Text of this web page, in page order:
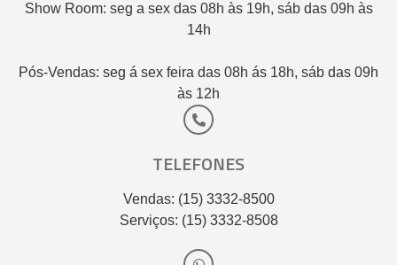
Show Room: seg a sex das 08h às 19h, sáb das 09h às
14h
Pós-Vendas: seg á sex feira das 08h ás 18h, sáb das 09h
às 12h
TELEFONES
Vendas: (15) 3332-8500
Serviços: (15) 3332-8508